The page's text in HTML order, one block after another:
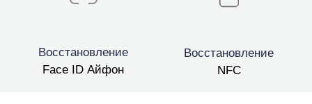
Восстановление
Face ID Айфон
Восстановление
NFC